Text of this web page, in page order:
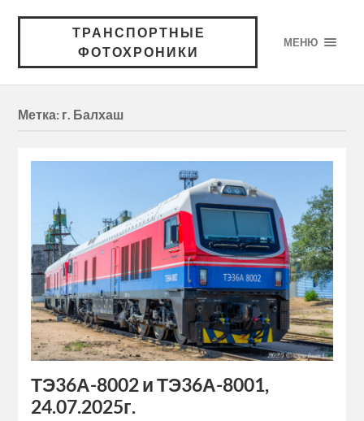
ТРАНСПОРТНЫЕ
ФОТОХРОНИКИ
МЕНЮ
Метка: г. Балхаш
ТЭ36А-8002 и ТЭ36А-8001,
24.07.2025г.